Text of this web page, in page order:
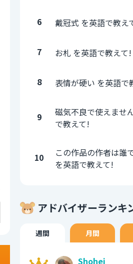
6 戴冠式 を英語で教え
7 お札 を英語で教えて!
8 表情が硬い を英語で
9
磁気不良で使えませ
で教えて!
10
この作品の作者は誰
を英語で教えて!
アドバイザーランキ
週間 月間
Shohei